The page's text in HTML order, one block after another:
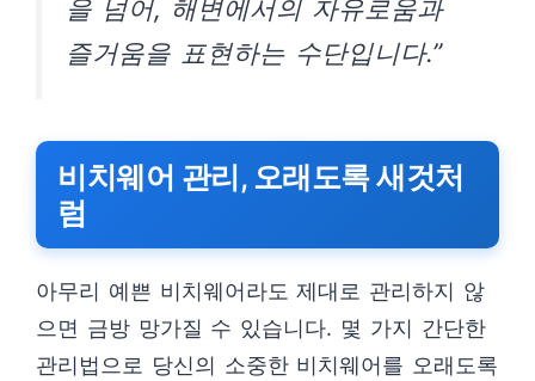
을 넘어, 해변에서의 자유로움과
즐거움을 표현하는 수단입니다.”
비치웨어 관리, 오래도록 새것처
럼
아무리 예쁜 비치웨어라도 제대로 관리하지 않
으면 금방 망가질 수 있습니다. 몇 가지 간단한
관리법으로 당신의 소중한 비치웨어를 오래도록